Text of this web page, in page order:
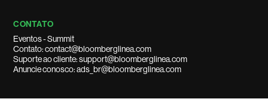
CONTATO
Eventos - Summit
Contato: contact@bloomberglinea.com
Suporte ao cliente: support@bloomberglinea.com
Anuncie conosco: ads_br@bloomberglinea.com